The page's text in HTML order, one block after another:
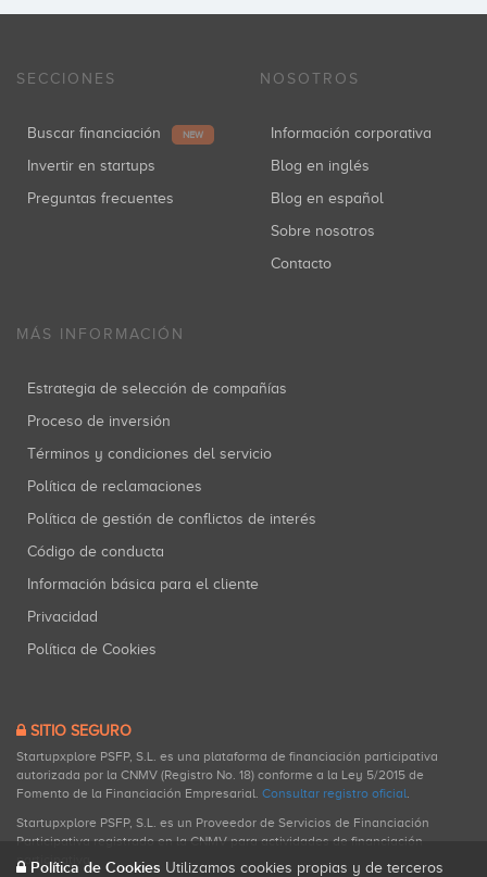
SECCIONES
Buscar financiación NEW
Invertir en startups
Preguntas frecuentes
NOSOTROS
Información corporativa
Blog en inglés
Blog en español
Sobre nosotros
Contacto
MÁS INFORMACIÓN
Estrategia de selección de compañías
Proceso de inversión
Términos y condiciones del servicio
Política de reclamaciones
Política de gestión de conflictos de interés
Código de conducta
Información básica para el cliente
Privacidad
Política de Cookies
SITIO SEGURO
Startupxplore PSFP, S.L. es una plataforma de financiación participativa
autorizada por la CNMV (Registro No. 18) conforme a la Ley 5/2015 de
Fomento de la Financiación Empresarial. Consultar registro oficial.
Startupxplore PSFP, S.L. es un Proveedor de Servicios de Financiación
Participativa registrado en la CNMV para actividades de financiación
participativa.
Política de Cookies Utilizamos cookies propias y de terceros